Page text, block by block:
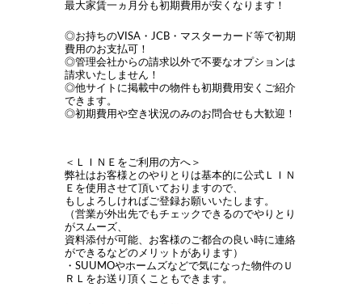
最大家賃一ヵ月分も初期費用が安くなります！
◎お持ちのVISA・JCB・マスターカード等で初期
費用のお支払可！
◎管理会社からの請求以外で不要なオプションは
請求いたしません！
◎他サイトに掲載中の物件も初期費用安くご紹介
できます。
◎初期費用や空き状況のみのお問合せも大歓迎！
＜ＬＩＮＥをご利用の方へ＞
弊社はお客様とのやりとりは基本的に公式ＬＩＮ
Ｅを使用させて頂いておりますので、
もしよろしければご登録お願いいたします。
（営業が外出先でもチェックできるのでやりとり
がスムーズ、
資料添付が可能、お客様のご都合の良い時に連絡
ができるなどのメリットがあります）
・SUUMOやホームズなどで気になった物件のＵ
ＲＬをお送り頂くこともできます。